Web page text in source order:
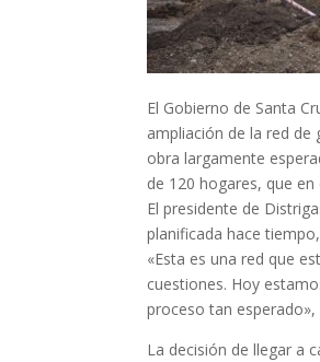
El Gobierno de Santa
ampliación de la red de
obra largamente
de 120 hogares, que
El presidente de
planificada hace
«Esta es una red que
cuestiones. Hoy
proceso tan esperado»,
La decisión de llegar a